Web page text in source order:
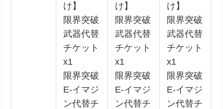
け】
限界突破
武器代替
チケット
x1
限界突破
E-イマジ
ン代替チ
け】
限界突破
武器代替
チケット
x1
限界突破
E-イマジ
ン代替チ
け】
限界突破
武器代替
チケット
x1
限界突破
E-イマジ
ン代替チ